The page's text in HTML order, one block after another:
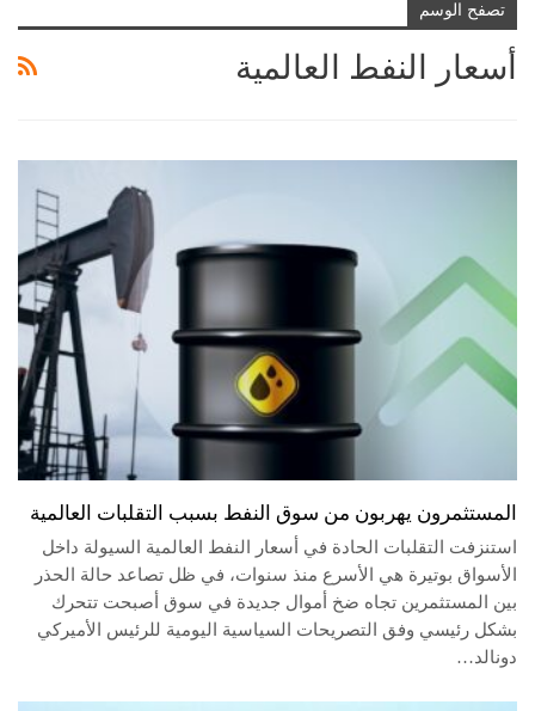
تصفح الوسم
أسعار النفط العالمية
المستثمرون يهربون من سوق النفط بسبب التقلبات العالمية
استنزفت التقلبات الحادة في أسعار النفط العالمية السيولة داخل
الأسواق بوتيرة هي الأسرع منذ سنوات، في ظل تصاعد حالة الحذر
بين المستثمرين تجاه ضخ أموال جديدة في سوق أصبحت تتحرك
بشكل رئيسي وفق التصريحات السياسية اليومية للرئيس الأميركي
دونالد…